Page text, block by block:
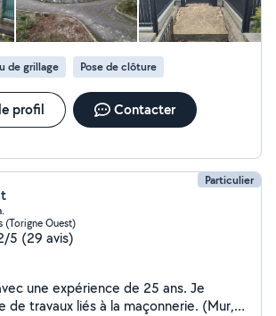
de grillage Pose de clôture
profil Contacter
Particulier
(Torigne Ouest)
5 (29 avis)
une expérience de 25 ans. Je
de travaux liés à la maçonnerie. (Mur,